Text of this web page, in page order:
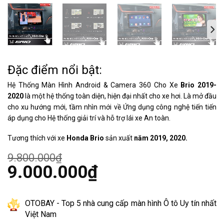
Đặc điểm nổi bật:
Hệ Thống Màn Hình Android & Camera 360 Cho Xe Brio 2019-
2020 là một hệ thống toàn diện, hiện đại nhất cho xe hơi. Là mở đầu
cho xu hướng mới, tầm nhìn mới về Ứng dụng công nghệ tiến tiến
áp dụng cho Hệ thống giải trí và hỗ trợ lái xe An toàn.
Tương thích với xe Honda Brio sản xuất năm 2019, 2020.
9.800.000₫
Giá
gốc
9.000.000₫
tại
là:
9.000.000₫.
OTOBAY - Top 5 nhà cung cấp màn hình Ô tô Uy tín nhất
Việt Nam